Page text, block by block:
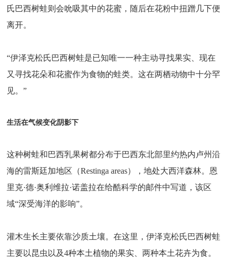
氏巴西树蛙则会吮吸其中的花蜜，随后在花粉中扭蹭几下便
离开。
“伊泽克松氏巴西树蛙是已知唯一一种主动寻找果实、现在
又寻找花朵和花蜜作为食物的蛙类。这在两栖动物中十分罕
见。”
生活在气候变化阴影下
这种树蛙和巴西乳果树都分布于巴西东北部里约热内卢州沿
海的雷斯廷加地区（Restinga areas），地处大西洋森林。恩
里克·德·奥利维拉·诺盖拉在给酷科学的邮件中写道，该区
域“深受海洋的影响”。
灌木生长主要依靠沙质土壤。在这里，伊泽克松氏巴西树蛙
主要以昆虫以及4种本土植物的果实、两种本土花卉为食。